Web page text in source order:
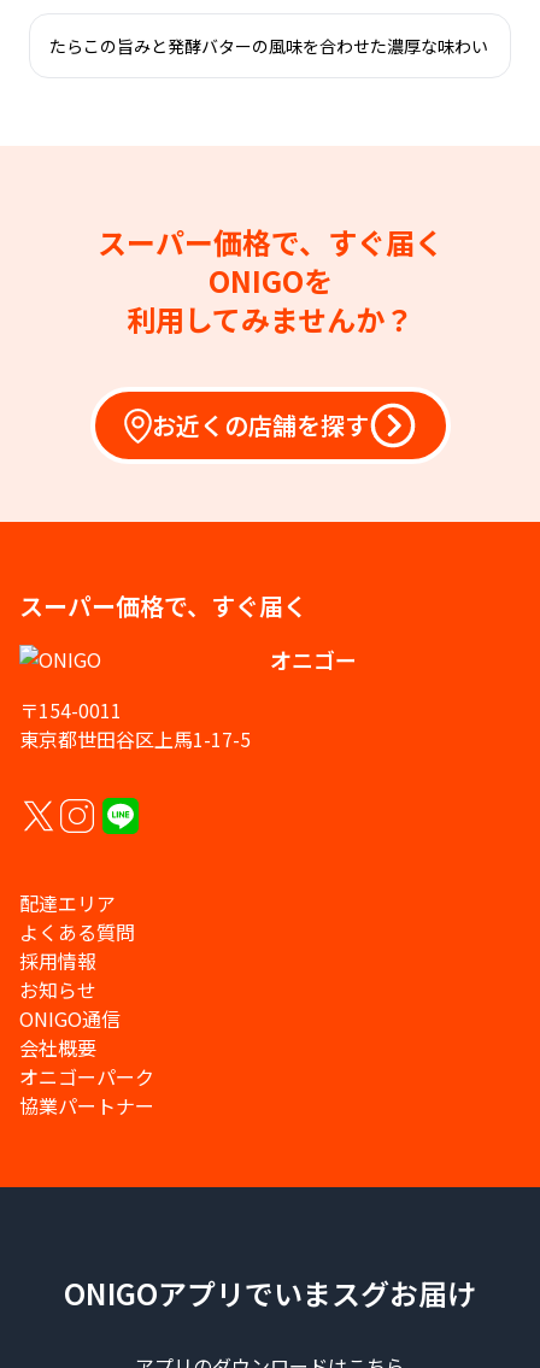
たらこの旨みと発酵バターの風味を合わせた濃厚な味わい
スーパー価格で、すぐ届く
ONIGOを
利用してみませんか？
お近くの店舗を探す
スーパー価格で、すぐ届く
オニゴー
〒154-0011
東京都世田谷区上馬1-17-5
配達エリア
よくある質問
採用情報
お知らせ
ONIGO通信
会社概要
オニゴーパーク
協業パートナー
ONIGOアプリでいまスグお届け